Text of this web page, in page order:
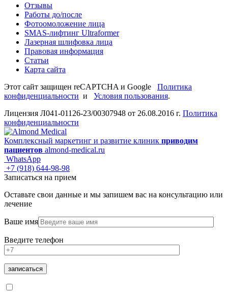
Отзывы
Работы до/после
Фотоомоложение лица
SMAS-лифтинг Ultraformer
Лазерная шлифовка лица
Правовая информация
Статьи
Карта сайта
Этот сайт защищен reCAPTCHA и Google Политика
конфиденциальности и Условия пользования.
Лицензия Л041-01126-23/00307948 от 26.08.2016 г. Политика
конфиденциальности
Комплексный маркетинг и развитие клиник приводим
пациентов almond-medical.ru
WhatsApp
+7 (918) 644-98-98
Записаться на прием
Оставьте свои данные и мы запишем вас на консультацию или
лечение
Ваше имя
Введите телефон